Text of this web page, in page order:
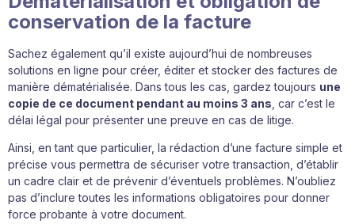
conservation de la facture
Sachez également qu’il existe aujourd’hui de nombreuses
solutions en ligne pour créer, éditer et stocker des factures de
manière dématérialisée. Dans tous les cas, gardez toujours une
copie de ce document pendant au moins 3 ans , car c’est le
délai légal pour présenter une preuve en cas de litige.
Ainsi, en tant que particulier, la rédaction d’une facture simple et
précise vous permettra de sécuriser votre transaction, d’établir
un cadre clair et de prévenir d’éventuels problèmes. N’oubliez
pas d’inclure toutes les informations obligatoires pour donner
force probante à votre document.